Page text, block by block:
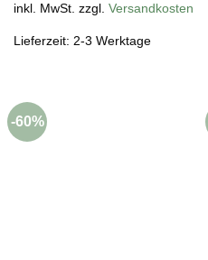
inkl. MwSt. zzgl. Versandkosten
Lieferzeit: 2-3 Werktage
-60%